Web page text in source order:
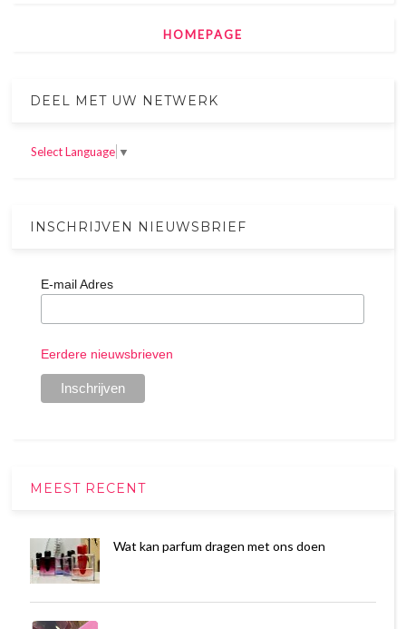
HOMEPAGE
DEEL MET UW NETWERK
Select Language ▼
INSCHRIJVEN NIEUWSBRIEF
E-mail Adres
Eerdere nieuwsbrieven
MEEST RECENT
Wat kan parfum dragen met ons doen